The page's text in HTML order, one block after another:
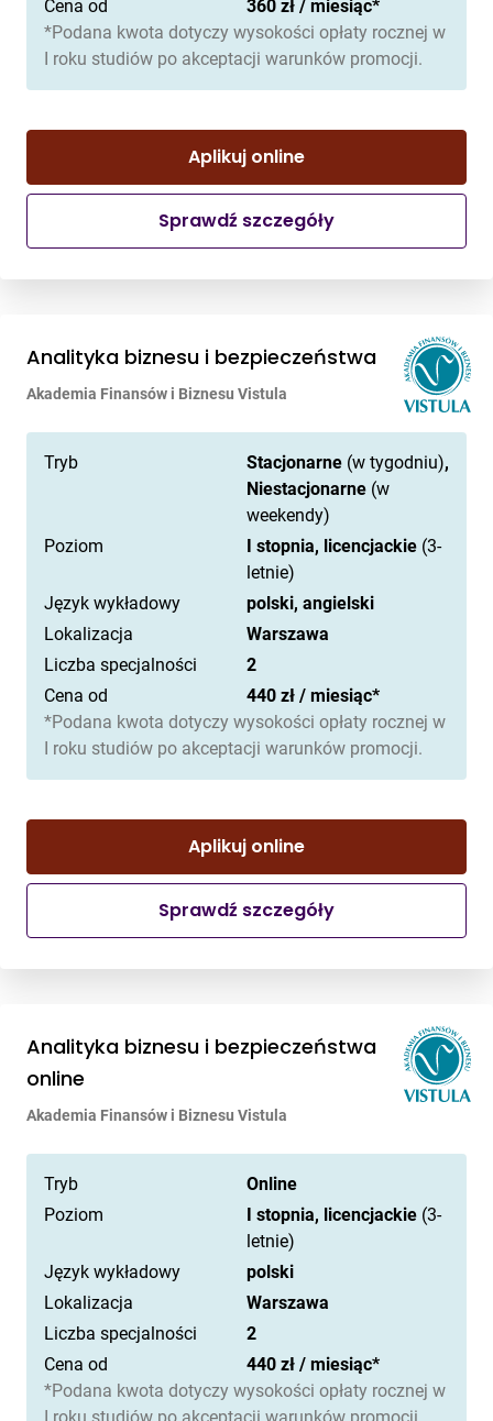
Cena od
360 zł / miesiąc*
*Podana kwota dotyczy wysokości opłaty rocznej w
I roku studiów po akceptacji warunków promocji.
Aplikuj online
Sprawdź szczegóły
Analityka biznesu i bezpieczeństwa
Akademia Finansów i Biznesu Vistula
Tryb Stacjonarne (w tygodniu),
Niestacjonarne (w
weekendy)
Poziom
I stopnia, licencjackie (3-
letnie)
Język wykładowy
polski, angielski
Lokalizacja
Warszawa
Liczba specjalności
2
Cena od
440 zł / miesiąc*
*Podana kwota dotyczy wysokości opłaty rocznej w
I roku studiów po akceptacji warunków promocji.
Aplikuj online
Sprawdź szczegóły
Analityka biznesu i bezpieczeństwa
online
Akademia Finansów i Biznesu Vistula
Tryb
Online
Poziom
I stopnia, licencjackie (3-
letnie)
Język wykładowy
polski
Lokalizacja
Warszawa
Liczba specjalności
2
Cena od
440 zł / miesiąc*
*Podana kwota dotyczy wysokości opłaty rocznej w